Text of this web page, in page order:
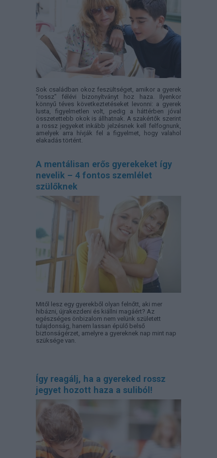
Sok családban okoz feszültséget, amikor a gyerek
"rossz" félévi bizonyítványt hoz haza. Ilyenkor
könnyű téves következtetéseket levonni: a gyerek
lusta, figyelmetlen volt, pedig a háttérben jóval
összetettebb okok is állhatnak. A szakértők szerint
a rossz jegyeket inkább jelzésnek kell felfognunk,
amelyek arra hívják fel a figyelmet, hogy valahol
elakadás történt.
A mentálisan erős gyerekeket így
nevelik – 4 fontos szemlélet
szülőknek
Mitől lesz egy gyerekből olyan felnőtt, aki mer
hibázni, újrakezdeni és kiállni magáért? Az
egészséges önbizalom nem velünk született
tulajdonság, hanem lassan épülő belső
biztonságérzet, amelyre a gyereknek nap mint nap
szüksége van.
Így reagálj, ha a gyereked rossz
jegyet hozott haza a suliból!